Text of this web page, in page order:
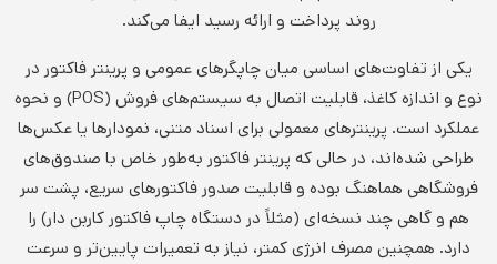
روند پرداخت و ارائه رسید ایفا می‌کند.
یکی از تفاوت‌های اساسی میان چاپگرهای عمومی و پرینتر فاکتور در
نوع و اندازه کاغذ، قابلیت اتصال به سیستم‌های فروش (POS) و نحوه
عملکرد است. پرینترهای معمولی برای اسناد متنی، نمودارها یا عکس‌ها
طراحی شده‌اند، در حالی که پرینتر فاکتور به‌طور خاص با صندوق‌های
فروشگاهی هماهنگ بوده و قابلیت صدور فاکتورهای سریع، پشت سر
هم و گاهی چند نسخه‌ای (مثلاً در دستگاه چاپ فاکتور کاربن دار) را
دارد. همچنین مصرف انرژی کمتر، نیاز به تعمیرات پایین‌تر و سرعت